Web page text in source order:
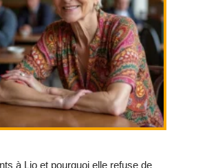
à Lio et pourquoi elle refuse de